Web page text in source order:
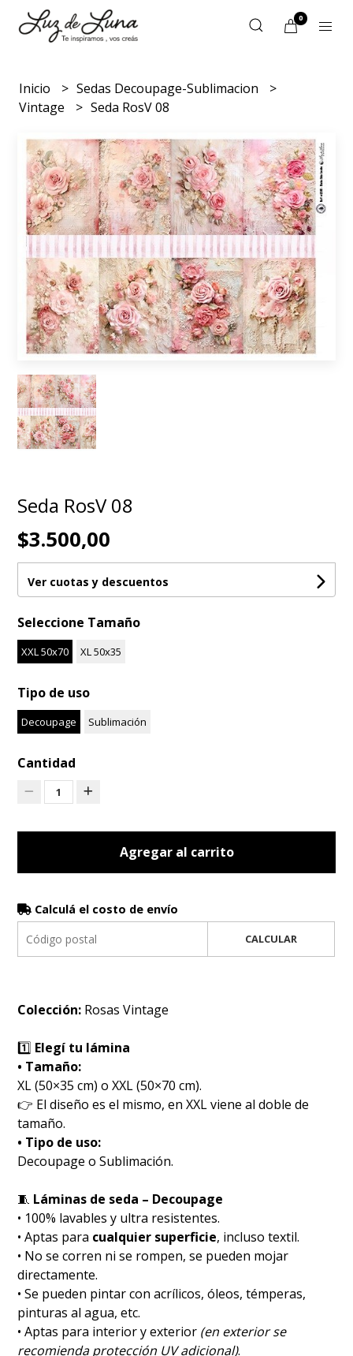
0
Inicio
Sedas Decoupage-Sublimacion
Vintage
Seda RosV 08
Seda RosV 08
$3.500,00
Ver cuotas y descuentos
Seleccione Tamaño
XXL 50x70 XL 50x35
Tipo de uso
Decoupage Sublimación
Cantidad
1
Agregar al carrito
Calculá el costo de envío
CALCULAR
Colección: Rosas Vintage
1️⃣ Elegí tu lámina
• Tamaño:
XL (50×35 cm) o XXL (50×70 cm).
👉 El diseño es el mismo, en XXL viene al doble de
tamaño.
• Tipo de uso:
Decoupage o Sublimación.
🧵 Láminas de seda – Decoupage
• 100% lavables y ultra resistentes.
• Aptas para cualquier superficie, incluso textil.
• No se corren ni se rompen, se pueden mojar
directamente.
• Se pueden pintar con acrílicos, óleos, témperas,
pinturas al agua, etc.
• Aptas para interior y exterior (en exterior se
recomienda protección UV adicional).